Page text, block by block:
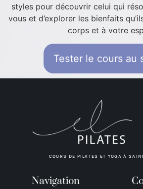
styles pour découvrir celui qui
vous et d’explorer les bienfaits
corps et à votre
Tester le cours au
COURS DE PILATES ET YOGA À
Navigation